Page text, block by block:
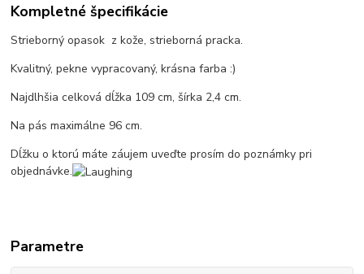
Kompletné špecifikácie
Strieborný opasok z kože, strieborná pracka.
Kvalitný, pekne vypracovaný, krásna farba :)
Najdlhšia celková dĺžka 109 cm, šírka 2,4 cm.
Na pás maximálne 96 cm.
Dĺžku o ktorú máte záujem uveďte prosím do poznámky pri
objednávke.
Parametre